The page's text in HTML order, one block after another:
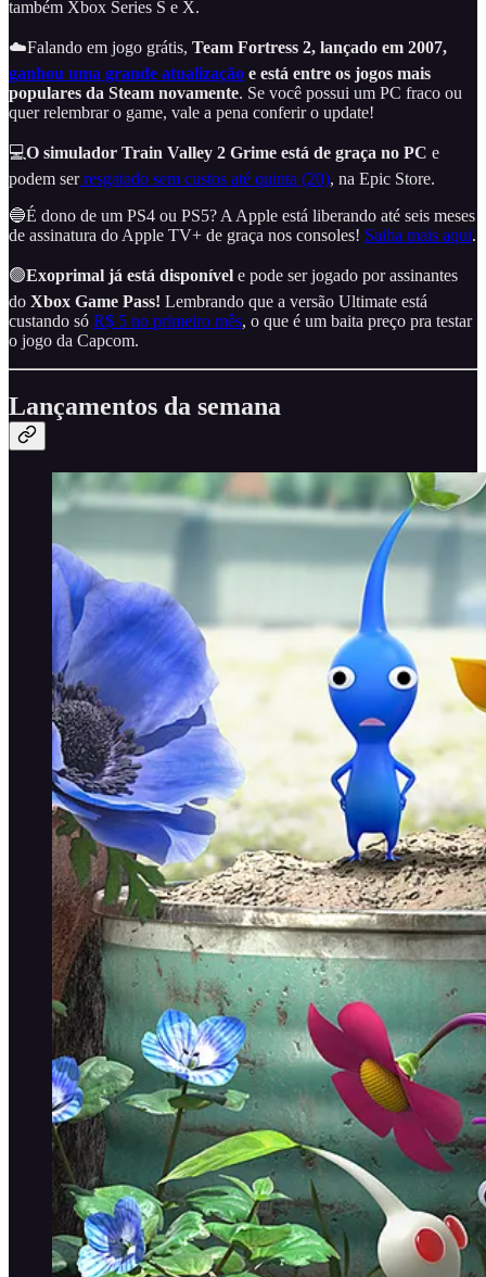
também Xbox Series S e X.
☁️Falando em jogo grátis, Team Fortress 2, lançado em 2007,
ganhou uma grande atualização e está entre os jogos mais
populares da Steam novamente. Se você possui um PC fraco ou
quer relembrar o game, vale a pena conferir o update!
💻O simulador Train Valley 2 Grime está de graça no PC e
podem serresgatado sem custos até quinta (20), na Epic Store.
🔵É dono de um PS4 ou PS5? A Apple está liberando até seis meses
de assinatura do Apple TV+ de graça nos consoles! Saiba mais aqui.
🟢Exoprimal já está disponível e pode ser jogado por assinantes
do Xbox Game Pass! Lembrando que a versão Ultimate está
custando só R$ 5 no primeiro mês, o que é um baita preço pra testar
o jogo da Capcom.
Lançamentos da semana